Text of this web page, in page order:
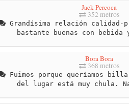
Jack Percoca
352 metros
Grandísima relación calidad-
bastante buenas con
Bora Bora
368 metros
Fuimos porque queríamos
del lugar está muy chula.